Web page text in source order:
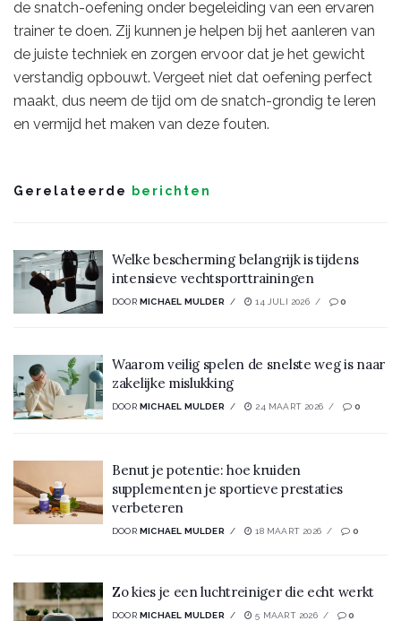
de snatch-oefening onder begeleiding van een ervaren
trainer te doen. Zij kunnen je helpen bij het aanleren van
de juiste techniek en zorgen ervoor dat je het gewicht
verstandig opbouwt. Vergeet niet dat oefening perfect
maakt, dus neem de tijd om de snatch-grondig te leren
en vermijd het maken van deze fouten.
Gerelateerde berichten
Welke bescherming belangrijk is tijdens
intensieve vechtsporttrainingen
DOOR MICHAEL MULDER 14 JULI 2026 0
Waarom veilig spelen de snelste weg is naar
zakelijke mislukking
DOOR MICHAEL MULDER 24 MAART 2026 0
Benut je potentie: hoe kruiden
supplementen je sportieve prestaties
verbeteren
DOOR MICHAEL MULDER 18 MAART 2026 0
Zo kies je een luchtreiniger die echt werkt
DOOR MICHAEL MULDER 5 MAART 2026 0